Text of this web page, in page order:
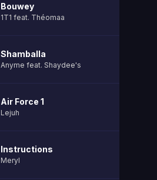
Bouwey
1T1 feat. Théomaa
Shamballa
Anyme feat. Shaydee's
Air Force 1
Lejuh
Instructions
Meryl